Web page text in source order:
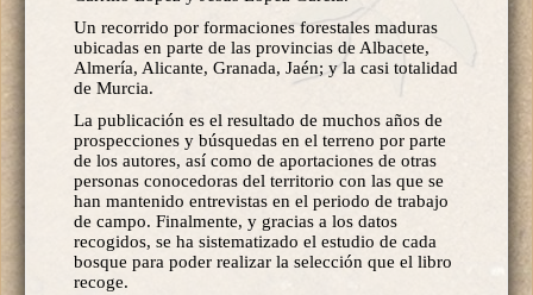
Un recorrido por formaciones forestales maduras
ubicadas en parte de las provincias de Albacete,
Almería, Alicante, Granada, Jaén; y la casi totalidad
de Murcia.
La publicación es el resultado de muchos años de
prospecciones y búsquedas en el terreno por parte
de los autores, así como de aportaciones de otras
personas conocedoras del territorio con las que se
han mantenido entrevistas en el periodo de trabajo
de campo. Finalmente, y gracias a los datos
recogidos, se ha sistematizado el estudio de cada
bosque para poder realizar la selección que el libro
recoge.